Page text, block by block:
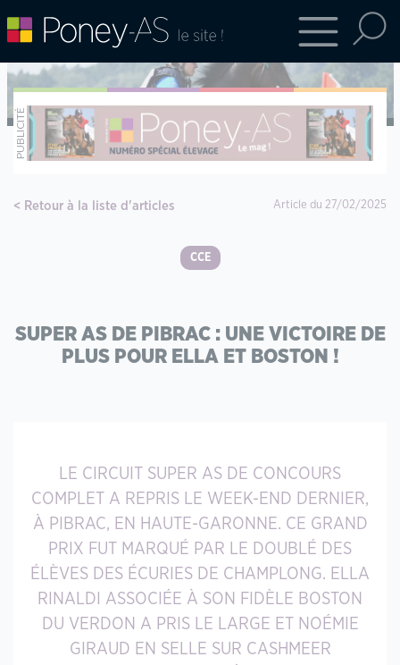
Retour à la liste d'articles Article du 27/02/2025
CCE
SUPER AS DE PIBRAC : UNE VICTOIRE DE
PLUS POUR ELLA ET BOSTON !
LE CIRCUIT SUPER AS DE CONCOURS
COMPLET A REPRIS LE WEEK-END DERNIER,
À PIBRAC, EN HAUTE-GARONNE. CE GRAND
PRIX FUT MARQUÉ PAR LE DOUBLÉ DES
ÉLÈVES DES ÉCURIES DE CHAMPLONG. ELLA
RINALDI ASSOCIÉE À SON FIDÈLE BOSTON
DU VERDON A PRIS LE LARGE ET NOÉMIE
GIRAUD EN SELLE SUR CASHMEER